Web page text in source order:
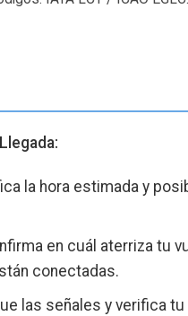
la hora estimada y
en cuál aterriza tu
conectadas.
las señales y verifica tu